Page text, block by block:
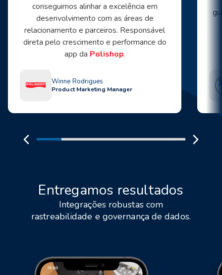
conseguimos alinhar a excelência em
desenvolvimento com as áreas de
relacionamento e parceiros. Responsável
direta pelo crescimento e performance do
app da Polishop.
Winne Rodrigues
Product Marketing Manager
Entregamos resultados
Integrações robustas com
rastreabilidade e governança de dados.